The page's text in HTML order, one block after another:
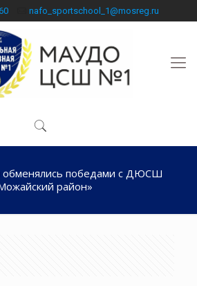
nafo_sportschool_1@mosreg.ru
победами с ДЮСШ
район»